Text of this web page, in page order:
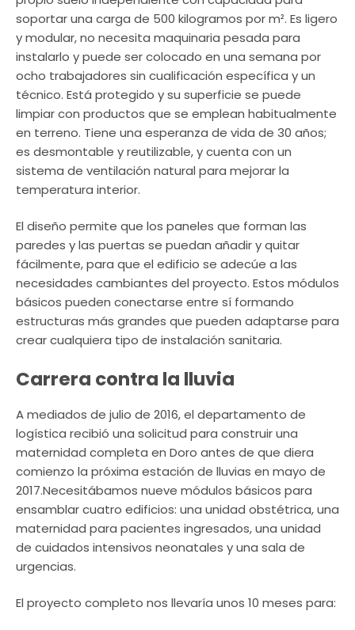
soportar una carga de 500 kilogramos por m². Es ligero
y modular, no necesita maquinaria pesada para
instalarlo y puede ser colocado en una semana por
ocho trabajadores sin cualificación específica y un
técnico. Está protegido y su superficie se puede
limpiar con productos que se emplean habitualmente
en terreno. Tiene una esperanza de vida de 30 años;
es desmontable y reutilizable, y cuenta con un
sistema de ventilación natural para mejorar la
temperatura interior.
El diseño permite que los paneles que forman las
paredes y las puertas se puedan añadir y quitar
fácilmente, para que el edificio se adecúe a las
necesidades cambiantes del proyecto. Estos módulos
básicos pueden conectarse entre sí formando
estructuras más grandes que pueden adaptarse para
crear cualquiera tipo de instalación sanitaria.
Carrera contra la lluvia
A mediados de julio de 2016, el departamento de
logística recibió una solicitud para construir una
maternidad completa en Doro antes de que diera
comienzo la próxima estación de lluvias en mayo de
2017.Necesitábamos nueve módulos básicos para
ensamblar cuatro edificios: una unidad obstétrica, una
maternidad para pacientes ingresados, una unidad
de cuidados intensivos neonatales y una sala de
urgencias.
El proyecto completo nos llevaría unos 10 meses para: